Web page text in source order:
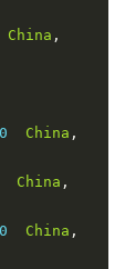
China ,
China ,
China ,
China ,